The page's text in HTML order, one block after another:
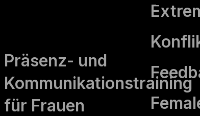
Präsenz- und
Kommunikationstraining
für Frauen